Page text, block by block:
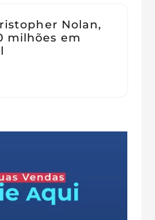
Nolan,
milhões em